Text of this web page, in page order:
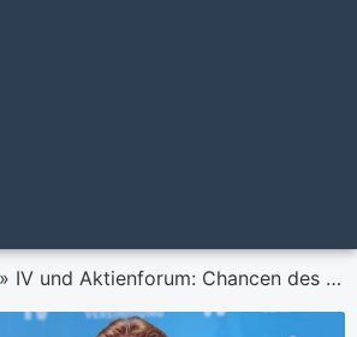
» IV und Aktienforum: Chancen des Kapitalmarktes für Menschen & Unternehmen nutzbar machen